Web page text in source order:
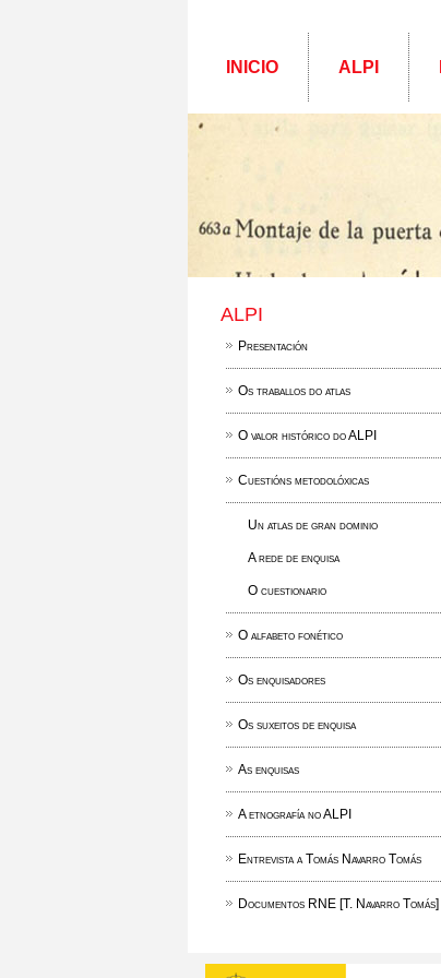
INICIO ALPI
ALPI
Presentación
Os traballos do atlas
O valor histórico do ALPI
Cuestións metodolóxicas
Un atlas de gran dominio
A rede de enquisa
O cuestionario
O alfabeto fonético
Os enquisadores
Os suxeitos de enquisa
As enquisas
A etnografía no ALPI
Entrevista a Tomás Navarro Tomás
Documentos RNE [T. Navarro Tomás]